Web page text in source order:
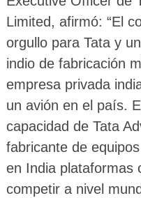
Limited, afirmó: “El
orgullo para Tata y
indio de fabricación
empresa privada
un avión en el país.
capacidad de Tata
fabricante de
en India plataformas
competir a nivel